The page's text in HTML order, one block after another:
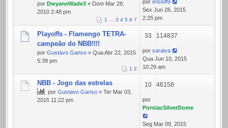
por DwyaneWade3 » Dom Mar 28,
2010 2:48 pm
1 … 3 4 5 6 7
por erick#9
Sex Jun 26, 2015
2:25 pm
Playoffs - Flamengo TETRA-
campeão do NBB!!!!
por Gustavo Ganso » Qua Abr 22, 2015
5:39 pm
1 2
33 114837
por saraiva
Qua Jun 10, 2015
10:29 am
NBB - Jogo das estrelas
por Gustavo Ganso » Ter Mar 03,
2015 11:22 pm
10 46158
por
PontiacSilverDome
Seg Mar 09, 2015